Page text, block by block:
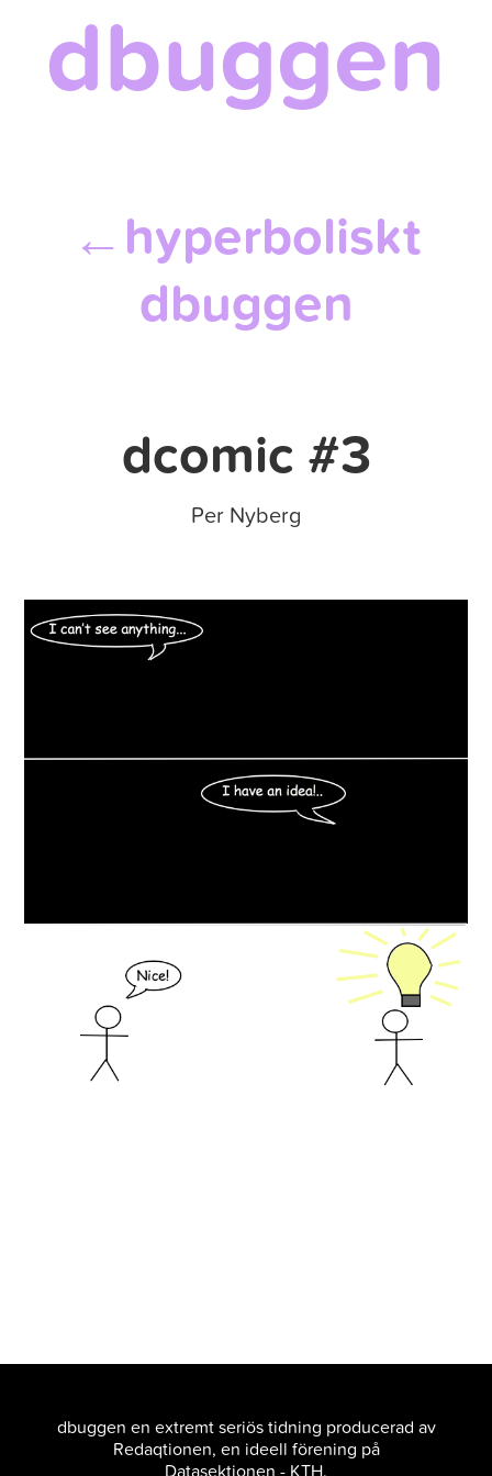
dbuggen
← hyperboliskt
dbuggen
dcomic #3
Per Nyberg
dbuggen en extremt seriös tidning producerad av
Redaqtionen, en ideell förening på
Datasektionen - KTH.